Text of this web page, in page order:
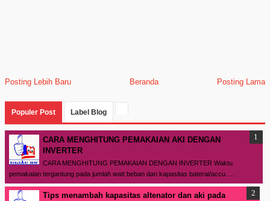
Posting Lebih Baru Posting Lama
Beranda
Populer Post Label Blog
CARA MENGHITUNG PEMAKAIAN AKI DENGAN
INVERTER
CARA MENGHITUNG PEMAKAIAN DENGAN INVERTER Waktu
pemakaian tergantung pada jumlah watt beban dan kapasitas baterai/accu. ...
Tips menambah kapasitas altenator dan aki pada